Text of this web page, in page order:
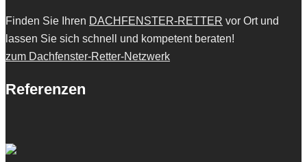
Finden Sie Ihren DACHFENSTER-RETTER vor Ort und
lassen Sie sich schnell und kompetent beraten!
zum Dachfenster-Retter-Netzwerk
Referenzen